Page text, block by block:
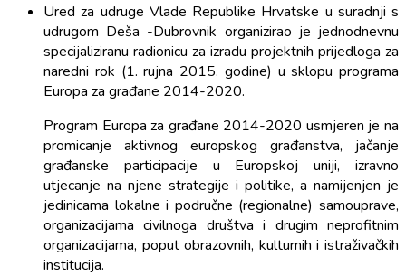
Ured za udruge Vlade Republike Hrvatske u suradnji s
udrugom Deša -Dubrovnik organizirao je jednodnevnu
specijaliziranu radionicu za izradu projektnih prijedloga za
naredni rok (1. rujna 2015. godine) u sklopu programa
Europa za građane 2014-2020.
Program Europa za građane 2014-2020 usmjeren je na
promicanje aktivnog europskog građanstva, jačanje
građanske participacije u Europskoj uniji, izravno
utjecanje na njene strategije i politike, a namijenjen je
jedinicama lokalne i područne (regionalne) samouprave,
organizacijama civilnoga društva i drugim neprofitnim
organizacijama, poput obrazovnih, kulturnih i istraživačkih
institucija.